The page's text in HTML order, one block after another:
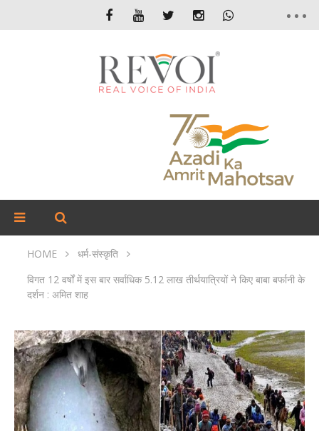
HOME
धर्म-संस्कृति
विगत 12 वर्षों में इस बार सर्वाधिक 5.12 लाख तीर्थयात्रियों ने किए बाबा बर्फानी के
दर्शन : अमित शाह